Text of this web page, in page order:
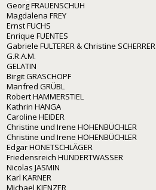
Georg FRAUENSCHUH
Magdalena FREY
Ernst FUCHS
Enrique FUENTES
Gabriele FULTERER & Christine SCHERRER
G.R.A.M.
GELATIN
Birgit GRASCHOPF
Manfred GRÜBL
Robert HAMMERSTIEL
Kathrin HANGA
Caroline HEIDER
Christine und Irene HOHENBÜCHLER
Christine und Irene HOHENBÜCHLER
Edgar HONETSCHLÄGER
Friedensreich HUNDERTWASSER
Nicolas JASMIN
Karl KARNER
Michael KIENZER